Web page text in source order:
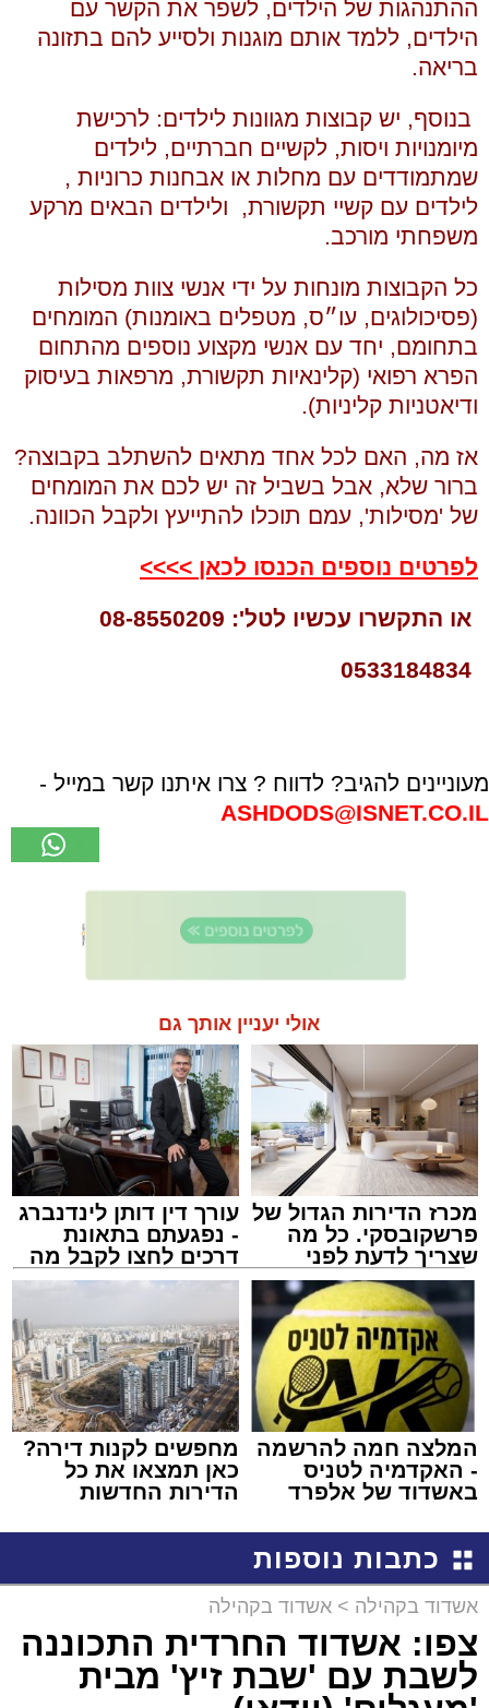
ההתנהגות של הילדים, לשפר את הקשר עם
הילדים, ללמד אותם מוגנות ולסייע להם בתזונה
בריאה.
בנוסף, יש קבוצות מגוונות לילדים: לרכישת
מיומנויות ויסות, לקשיים חברתיים, לילדים
שמתמודדים עם מחלות או אבחנות כרוניות ,
לילדים עם קשיי תקשורת, ולילדים הבאים מרקע
משפחתי מורכב.
כל הקבוצות מונחות על ידי אנשי צוות מסילות
(פסיכולוגים, עו״ס, מטפלים באומנות) המומחים
בתחומם, יחד עם אנשי מקצוע נוספים מהתחום
הפרא רפואי (קלינאיות תקשורת, מרפאות בעיסוק
ודיאטניות קליניות).
אז מה, האם לכל אחד מתאים להשתלב בקבוצה?
ברור שלא, אבל בשביל זה יש לכם את המומחים
של 'מסילות', עמם תוכלו להתייעץ ולקבל הכוונה.
לפרטים נוספים הכנסו לכאן >>>>
או התקשרו עכשיו לטל':
מעוניינים להגיב? לדווח ? צרו איתנו קשר במייל -
ASHDODS@ISNET.CO.IL
אולי יעניין אותך גם
מכרז הדירות הגדול של
פרשקובסקי. כל מה
שצריך לדעת לפני
שמגישים הצעה לדירה
באשדוד
עורך דין דותן לינדנברג
- נפגעתם בתאונת
דרכים לחצו לקבל מה
שמגיע לכם
המלצה חמה להרשמה
- האקדמיה לטניס
באשדוד של אלפרד
מחפשים לקנות דירה?
כאן תמצאו את כל
הדירות החדשות
כתבות נוספות
אשדוד בקהילה > אשדוד בקהילה
צפו: אשדוד החרדית התכוננה
לשבת עם 'שבת זיץ' מבית